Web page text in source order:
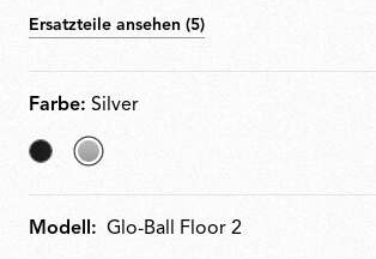
Diffusorhalterung aus
Stromkabel für eine Lichtregulierung
Ersatzteile ansehen (5)
Farbe: Silver
Modell: Modell